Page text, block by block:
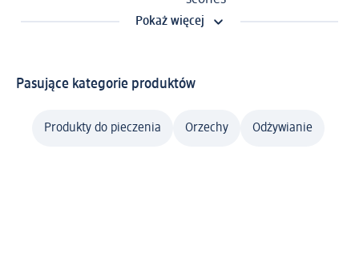
Pokaż więcej
Pasujące kategorie produktów
Produkty do pieczenia Orzechy Odżywianie